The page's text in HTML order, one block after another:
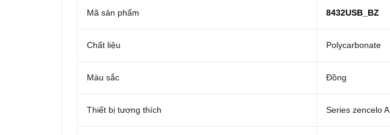
Mã sản phẩm 8432USB_BZ
Chất liệu Polycarbonate
Màu sắc Đồng
Thiết bị tương thích Series zencelo A